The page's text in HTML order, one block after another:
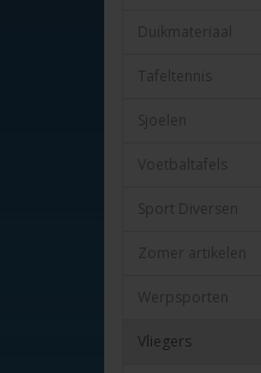
Duikmateriaal
Tafeltennis
Sjoelen
Voetbaltafels
Sport Diversen
Zomer artikelen
Werpsporten
Vliegers